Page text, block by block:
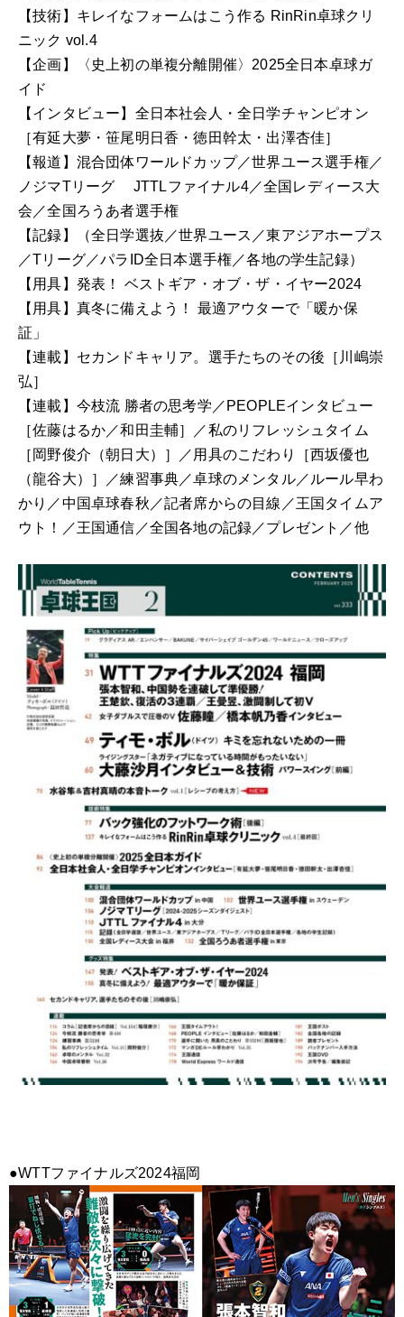
【技術】キレイなフォームはこう作る RinRin卓球クリ
ニック vol.4
【企画】〈史上初の単複分離開催〉2025全日本卓球ガ
イド
【インタビュー】全日本社会人・全日学チャンピオン
［有延大夢・笹尾明日香・徳田幹太・出澤杏佳］
【報道】混合団体ワールドカップ／世界ユース選手権／
ノジマTリーグ JTTLファイナル4／全国レディース大
会／全国ろうあ者選手権
【記録】（全日学選抜／世界ユース／東アジアホープス
／Tリーグ／パラID全日本選手権／各地の学生記録）
【用具】発表！ ベストギア・オブ・ザ・イヤー2024
【用具】真冬に備えよう！ 最適アウターで「暖か保
証」
【連載】セカンドキャリア。選手たちのその後［川嶋崇
弘］
【連載】今枝流 勝者の思考学／PEOPLEインタビュー
［佐藤はるか／和田圭輔］／私のリフレッシュタイム
［岡野俊介（朝日大）］／用具のこだわり［西坂優也
（龍谷大）］／練習事典／卓球のメンタル／ルール早わ
かり／中国卓球春秋／記者席からの目線／王国タイムア
ウト！／王国通信／全国各地の記録／プレゼント／他
●WTTファイナルズ2024福岡